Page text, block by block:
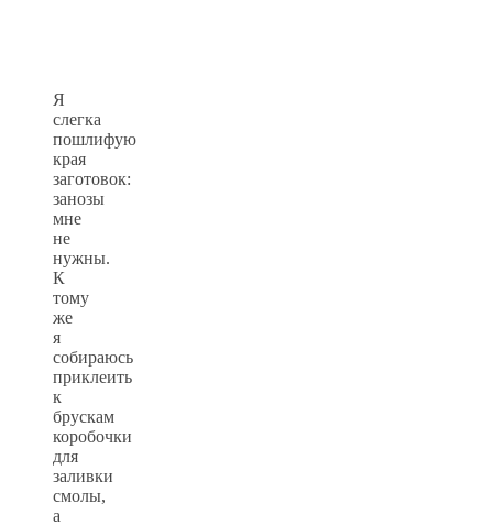
Я
слегка
пошлифую
края
заготовок:
занозы
мне
не
нужны.
К
тому
же
я
собираюсь
приклеить
к
брускам
коробочки
для
заливки
смолы,
а